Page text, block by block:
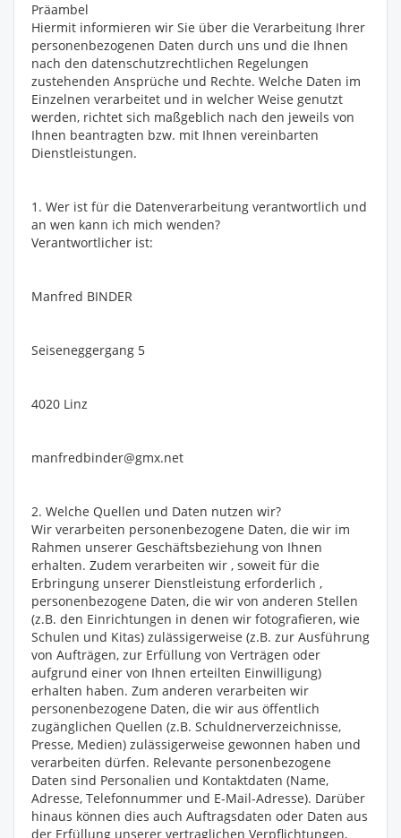
Präambel
Hiermit informieren wir Sie über die Verarbeitung Ihrer
personenbezogenen Daten durch uns und die Ihnen
nach den datenschutzrechtlichen Regelungen
zustehenden Ansprüche und Rechte. Welche Daten im
Einzelnen verarbeitet und in welcher Weise genutzt
werden, richtet sich maßgeblich nach den jeweils von
Ihnen beantragten bzw. mit Ihnen vereinbarten
Dienstleistungen.
1. Wer ist für die Datenverarbeitung verantwortlich und
an wen kann ich mich wenden?
Verantwortlicher ist:
Manfred BINDER
Seiseneggergang 5
4020 Linz
manfredbinder@gmx.net
2. Welche Quellen und Daten nutzen wir?
Wir verarbeiten personenbezogene Daten, die wir im
Rahmen unserer Geschäftsbeziehung von Ihnen
erhalten. Zudem verarbeiten wir , soweit für die
Erbringung unserer Dienstleistung erforderlich ,
personenbezogene Daten, die wir von anderen Stellen
(z.B. den Einrichtungen in denen wir fotografieren, wie
Schulen und Kitas) zulässigerweise (z.B. zur Ausführung
von Aufträgen, zur Erfüllung von Verträgen oder
aufgrund einer von Ihnen erteilten Einwilligung)
erhalten haben. Zum anderen verarbeiten wir
personenbezogene Daten, die wir aus öffentlich
zugänglichen Quellen (z.B. Schuldnerverzeichnisse,
Presse, Medien) zulässigerweise gewonnen haben und
verarbeiten dürfen. Relevante personenbezogene
Daten sind Personalien und Kontaktdaten (Name,
Adresse, Telefonnummer und E-Mail-Adresse). Darüber
hinaus können dies auch Auftragsdaten oder Daten aus
der Erfüllung unserer vertraglichen Verpflichtungen,